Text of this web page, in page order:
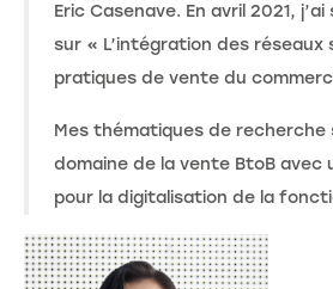
Eric Casenave. En avril 2021,
sur « L’intégration des réseaux
pratiques de vente du
Mes thématiques de recherche
domaine de la vente BtoB
pour la digitalisation de la